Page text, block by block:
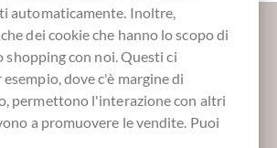
sul buon cioccolato?
per i nostri SchokoNEWS:
automaticamente. Inoltre,
dei cookie che hanno lo scopo di
con noi. Questi ci
dove c'è margine di
permettono l'interazione con altri
a promuovere le vendite. Puoi